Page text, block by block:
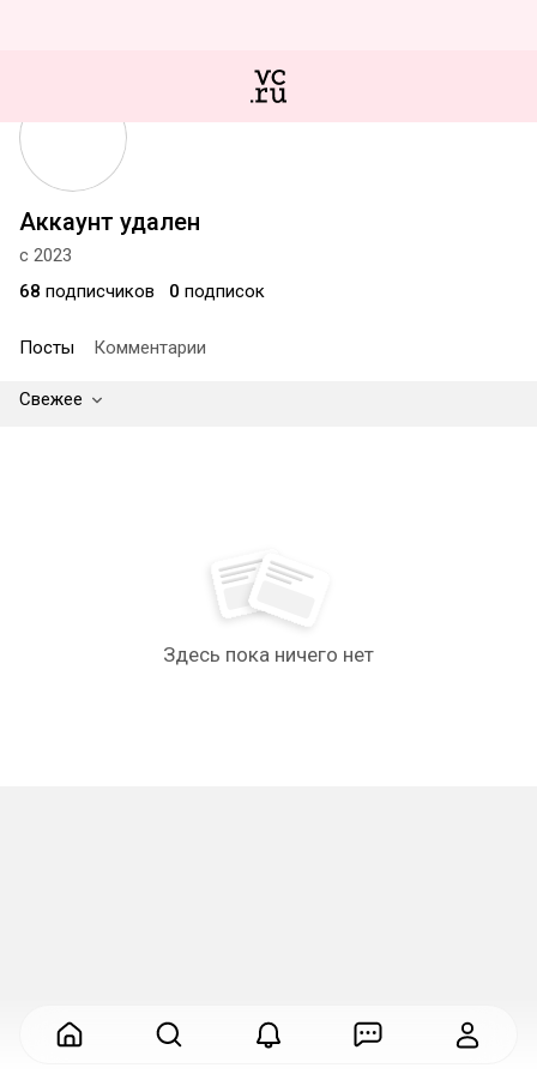
Аккаунт удален
с 2023
68 подписчиков 0 подписок
Посты Комментарии
Свежее
Здесь пока ничего нет